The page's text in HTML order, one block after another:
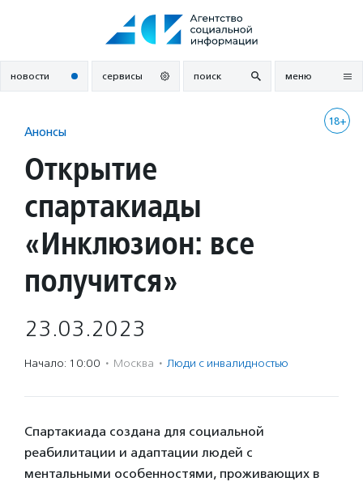
новости сервисы поиск меню
18+
Анонсы
Открытие
спартакиады
«Инклюзион: все
получится»
23.03.2023
Начало: 10:00 · Москва · Люди с инвалидностью
Спартакиада создана для социальной
реабилитации и адаптации людей с
ментальными особенностями, проживающих в